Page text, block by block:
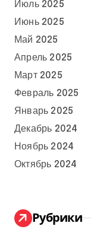
Июль 2025
Июнь 2025
Май 2025
Апрель 2025
Март 2025
Февраль 2025
Январь 2025
Декабрь 2024
Ноябрь 2024
Октябрь 2024
Рубрики